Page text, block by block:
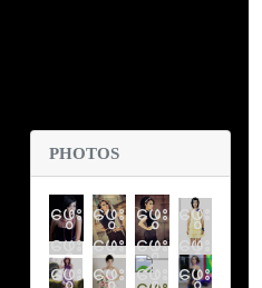
PHOTOS
ဖွေး
ဖွေး
ဖွေး
ဖွေး
ဖွေး
ဖွေး
ဖွေး
ဖွေး
ဖွေး ဖွေး ဖွေး
ဖွေး